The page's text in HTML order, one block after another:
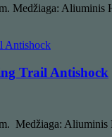
Medžiaga: Aliuminis
Trail Antishock
Medžiaga: Aliuminis